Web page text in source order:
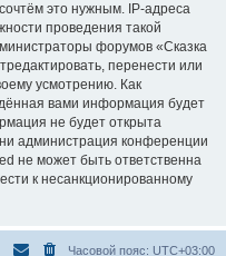
это нужным. IP-адреса
проведения такой
форумов «Сказка
перенести или
усмотрению. Как
вами информация будет
не будет открыта
администрация конференции
не может быть ответственна
к несанкционированному
Часовой пояс: UTC+03:00